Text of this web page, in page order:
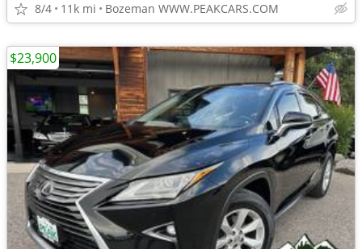
8/4 11k mi Bozeman WWW.PEAKCARS.COM
$23,900